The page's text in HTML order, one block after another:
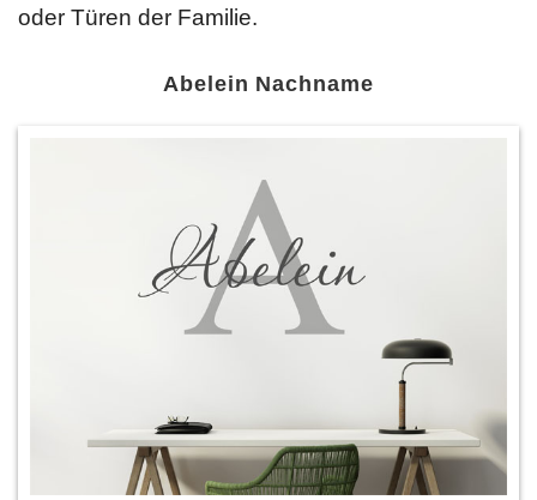
oder Türen der Familie.
Abelein Nachname